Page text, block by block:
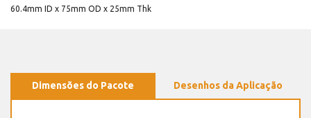
60.4mm ID x 75mm OD x 25mm Thk
Dimensões do Pacote Desenhos da Aplicação